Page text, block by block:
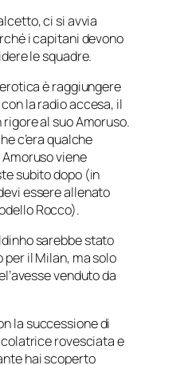
ci si avvia
i capitani devono
le squadre.
è raggiungere
la radio accesa, il
al suo Amoruso.
c’era qualche
viene
subito dopo (in
essere allenato
Rocco).
sarebbe stato
il Milan, ma solo
venduto da
la successione di
rovesciata e
hai scoperto